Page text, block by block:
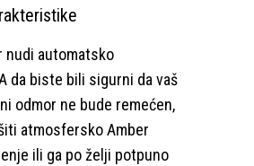
nudi automatsko
da biste bili sigurni da vaš
odmor ne bude remećen,
atmosfersko Amber
ili ga po želji potpuno